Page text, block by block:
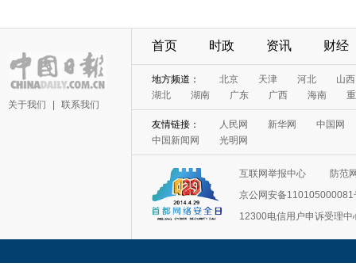
关于我们 联系我们
首页 时政 资讯 财经
地方频道： 北京 天津 河北
山西
湖北
湖南 广东 广西 海南
友情链接： 人民网 新华网
中国网
中国新闻网
光明网
互联网举报中心
防范
京公网安备110105000081
12300电信用户申诉受理中